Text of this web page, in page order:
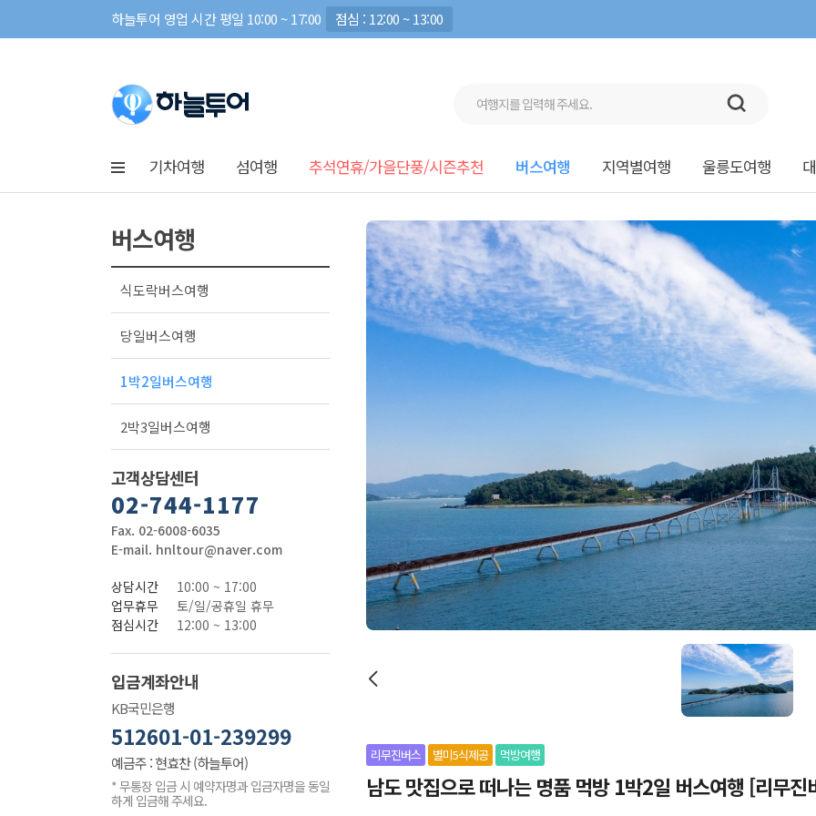
하늘투어 영업 시간 평일 10:00 ~ 17:00 점심 : 12:00 ~ 13:00
기차여행 섬여행 추석연휴/가을단풍/시즌추천 버스여행 지역별여행 울릉도여행
버스여행
식도락버스여행
당일버스여행
1박2일버스여행
2박3일버스여행
고객상담센터
02-744-1177
Fax. 02-6008-6035
E-mail. hnltour@naver.com
상담시간
10:00 ~ 17:00
업무휴무
토/일/공휴일 휴무
점심시간
12:00 ~ 13:00
입금계좌안내
KB국민은행
512601-01-239299
예금주 : 현효찬 (하늘투어)
* 무통장 입금 시 예약자명과 입금자명을 동일
하게 입금해 주세요.
리무진버스 별미5식제공 먹방여행
남도 맛집으로 떠나는 명품 먹방 1박2일 버스여행 [리무진